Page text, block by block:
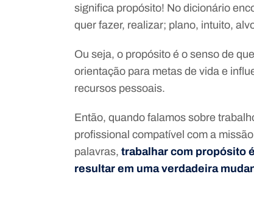
significa propósito! No dicionário
quer fazer, realizar; plano, intuito,
Ou seja, o propósito é o senso de
orientação para metas de vida e
recursos pessoais.
Então, quando falamos sobre
profissional compatível com a
palavras, trabalhar com propósito
resultar em uma verdadeira